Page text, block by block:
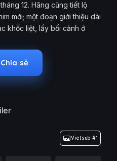
12. Hãng cũng tiết lộ
mới; một đoạn giới thiệu dài
khốc liệt, lấy bối cảnh ở
Chia sẻ
Vietsub #1